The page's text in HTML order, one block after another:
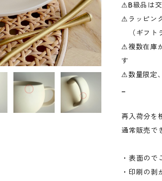
⚠︎B級品は
⚠︎ラッピン
（ギフト
⚠︎複数在庫
す
⚠︎数量限定
再入荷分を
通常販売で
・表面ので
・印刷の剥